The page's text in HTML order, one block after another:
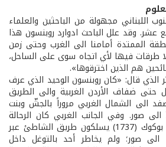
اللبناني مجهولة من الباحثين والعلماء
عشر. وقد علل الباحث ادوارد روبنسون هذا
الممتدة أمامنا الى الغرب وحتى زمن
طرقات فيها لأي اتجاه سوى على الساحل،
هم الذين اخترقوها».
الذي قال: «كان روبنسون الوحيد الذي عرف
حتى ضفاف الأردن الغربية والى الطريق
الى الشمال الغربي مروراً بالجشّ وبنت
الى صور. وفي الجانب الغربي كان الرحالة
كلهم ومنذ زمن ريتشارد بوكوك (1737) يسلكون طريق الشاطئ عبر
صور؛ ولم يخاطر أحد بالتوغل داخل